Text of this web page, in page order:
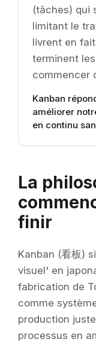
(tâches) qui
limitant le
livrent en
terminent
commencer
Kanban
améliorer
en continu
La
finir
Kanban (看板)
visuel' en
fabrication de
comme
production
processus en